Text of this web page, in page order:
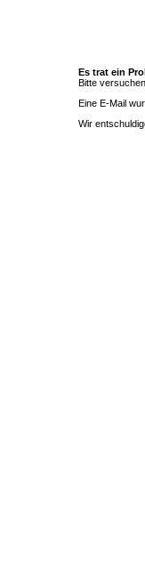
Es trat ein
Bitte
Eine E-Mail
Wir